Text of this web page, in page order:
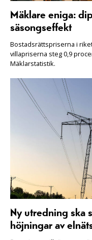
Mäklare eniga:
säsongseffekt
Bostadsrättspriserna i
villapriserna steg 0,9
Mäklarstatistik.
Ny utredning ska
höjningar av